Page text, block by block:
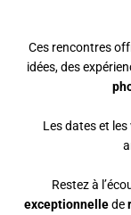
Ces rencontres
idées, des
Les dates et
Restez à
exceptionnellede